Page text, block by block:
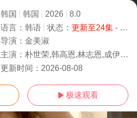
韩国 韩国 2026
8.0
语言： 韩语 状态： 更新至24集- 免费观看
导演： 金美淑
主演： 朴世荣,韩高恩,林志恩,成伊言,朴率拉,徐道永,全胜彬
更新时间： 2026-08-08
 极速观看